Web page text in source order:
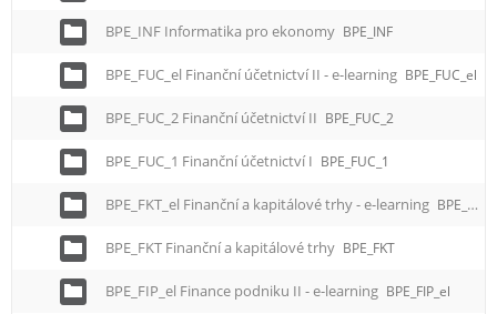
BPE_INF Informatika pro ekonomy BPE_INF
BPE_FUC_el Finanční účetnictví II - e-learning BPE_FUC_el
BPE_FUC_2 Finanční účetnictví II BPE_FUC_2
BPE_FUC_1 Finanční účetnictví I BPE_FUC_1
BPE_FKT_el Finanční a kapitálové trhy - e-learning BPE_FKT_el
BPE_FKT Finanční a kapitálové trhy BPE_FKT
BPE_FIP_el Finance podniku II - e-learning BPE_FIP_el